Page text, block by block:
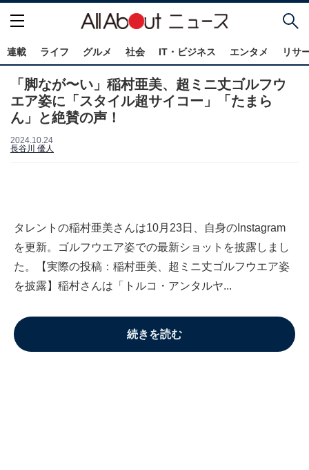
連載 ライフ グルメ 社会 IT・ビジネス エンタメ リサ
「脚なが〜い」稲村亜美、超ミニ丈ゴルフウ
エア姿に「スタイル超サイコー」「たまら
ん」と絶賛の声！
2024.10.24
長谷川 優人
タレントの稲村亜美さんは10月23日、自身のInstagram
を更新。ゴルフウエア姿での最新ショットを披露しまし
た。【実際の投稿：稲村亜美、超ミニ丈ゴルフウエア姿
を披露】稲村さんは「トルコ・アンタルヤ...
続きを読む